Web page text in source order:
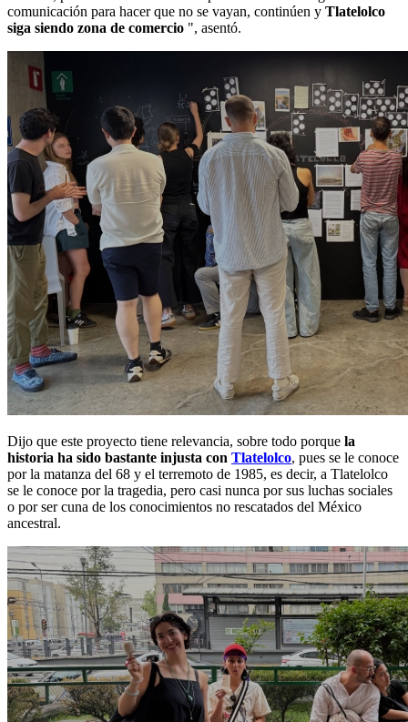
comunicación para hacer que no se vayan, continúen y Tlatelolco
siga siendo zona de comercio ", asentó.
Dijo que este proyecto tiene relevancia, sobre todo porque la
historia ha sido bastante injusta con Tlatelolco, pues se le conoce
por la matanza del 68 y el terremoto de 1985, es decir, a Tlatelolco
se le conoce por la tragedia, pero casi nunca por sus luchas sociales
o por ser cuna de los conocimientos no rescatados del México
ancestral.